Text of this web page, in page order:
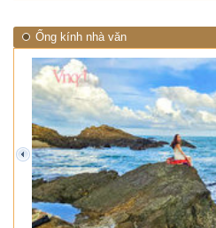
Ống kính nhà văn
prev